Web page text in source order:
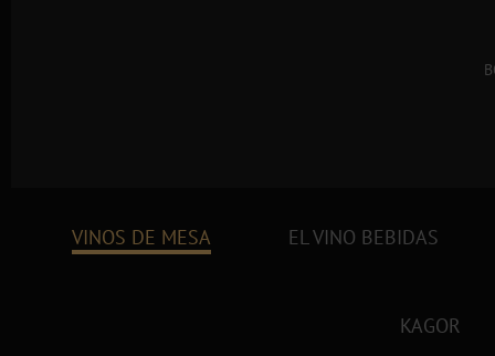
VINOS DE MESA EL VINO BEBIDAS
KAGOR